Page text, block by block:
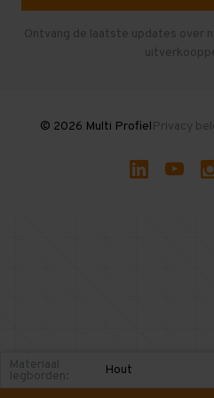
Gebruikte entresolvloeren
Ontvang de laatste updates over
© 2026 Multi ProfielPrivacy
Materiaal
legborden: